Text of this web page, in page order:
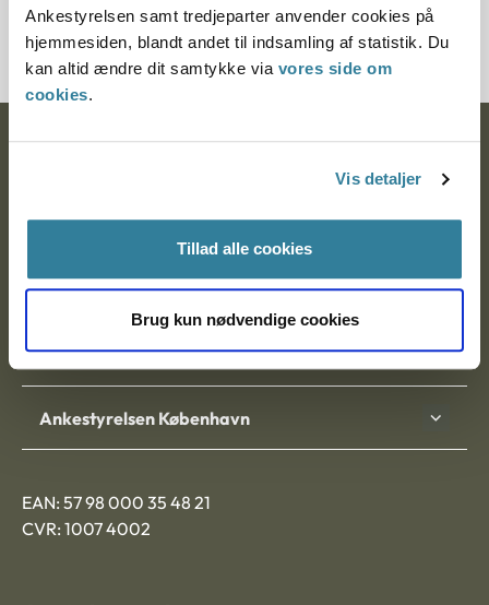
Ankestyrelsen samt tredjeparter anvender cookies på
hjemmesiden, blandt andet til indsamling af statistik. Du
kan altid ændre dit samtykke via vores side om
cookies.
Vis detaljer
Tillad alle cookies
Brug kun nødvendige cookies
15959-83
Ankestyrelsen Aalborg
Ankestyrelsen København
EAN: 57 98 000 35 48 21
CVR: 1007 4002